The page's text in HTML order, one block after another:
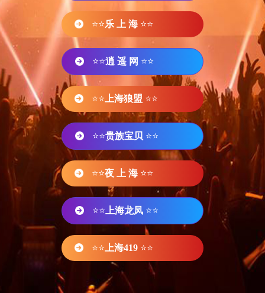
⭐⭐乐 上 海 ⭐⭐
⭐⭐逍 遥 网 ⭐⭐
⭐⭐ 上海狼盟 ⭐⭐
⭐⭐贵族宝贝 ⭐⭐
⭐⭐夜 上 海 ⭐⭐
⭐⭐ 上海龙凤 ⭐⭐
⭐⭐ 上海419 ⭐⭐